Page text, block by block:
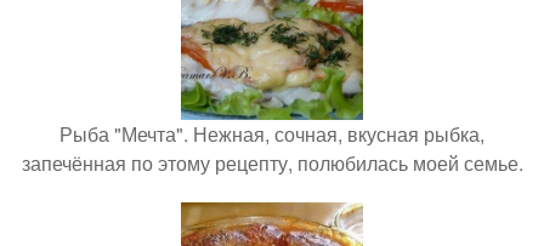
Рыба "Мечта". Нежная, сочная, вкусная рыбка,
запечённая по этому рецепту, полюбилась моей семье.